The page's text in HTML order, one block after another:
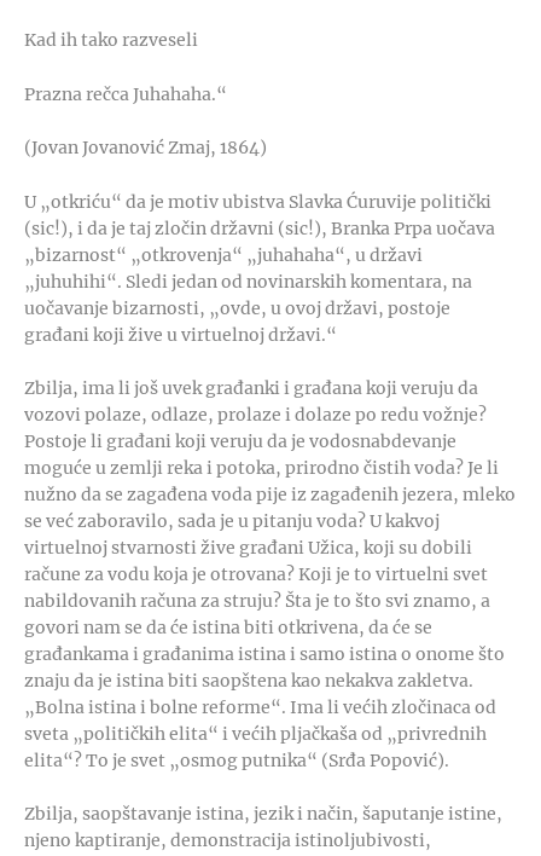
Kad ih tako razveseli
Prazna rečca Juhahaha.“
(Jovan Jovanović Zmaj, 1864)
U „otkriću“ da je motiv ubistva Slavka Ćuruvije politički
(sic!), i da je taj zločin državni (sic!), Branka Prpa uočava
„bizarnost“ „otkrovenja“ „juhahaha“, u državi
„juhuhihi“. Sledi jedan od novinarskih komentara, na
uočavanje bizarnosti, „ovde, u ovoj državi, postoje
građani koji žive u virtuelnoj državi.“
Zbilja, ima li još uvek građanki i građana koji veruju da
vozovi polaze, odlaze, prolaze i dolaze po redu vožnje?
Postoje li građani koji veruju da je vodosnabdevanje
moguće u zemlji reka i potoka, prirodno čistih voda? Je li
nužno da se zagađena voda pije iz zagađenih jezera, mleko
se već zaboravilo, sada je u pitanju voda? U kakvoj
virtuelnoj stvarnosti žive građani Užica, koji su dobili
račune za vodu koja je otrovana? Koji je to virtuelni svet
nabildovanih računa za struju? Šta je to što svi znamo, a
govori nam se da će istina biti otkrivena, da će se
građankama i građanima istina i samo istina o onome što
znaju da je istina biti saopštena kao nekakva zakletva.
„Bolna istina i bolne reforme“. Ima li većih zločinaca od
sveta „političkih elita“ i većih pljačkaša od „privrednih
elita“? To je svet „osmog putnika“ (Srđa Popović).
Zbilja, saopštavanje istina, jezik i način, šaputanje istine,
njeno kaptiranje, demonstracija istinoljubivosti,